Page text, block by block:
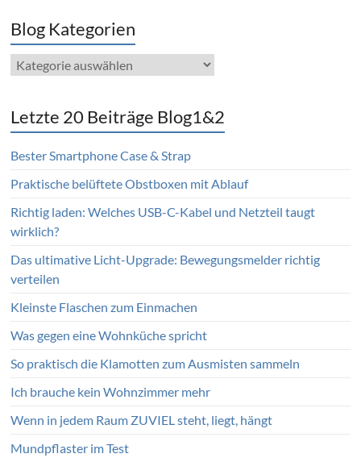
Blog Kategorien
Blog
Kategorien
Letzte 20 Beiträge Blog1&2
Bester Smartphone Case & Strap
Praktische belüftete Obstboxen mit Ablauf
Richtig laden: Welches USB-C-Kabel und Netzteil taugt
wirklich?
Das ultimative Licht-Upgrade: Bewegungsmelder richtig
verteilen
Kleinste Flaschen zum Einmachen
Was gegen eine Wohnküche spricht
So praktisch die Klamotten zum Ausmisten sammeln
Ich brauche kein Wohnzimmer mehr
Wenn in jedem Raum ZUVIEL steht, liegt, hängt
Mundpflaster im Test